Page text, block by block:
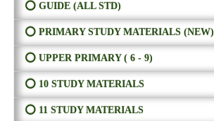
⭕ GUIDE (ALL STD)
⭕ PRIMARY STUDY MATERIALS (NEW)
⭕ UPPER PRIMARY ( 6 - 9)
⭕ 10 STUDY MATERIALS
⭕ 11 STUDY MATERIALS